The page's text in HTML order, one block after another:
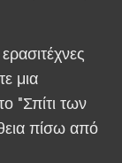
μια
"Σπίτι των
πίσω από